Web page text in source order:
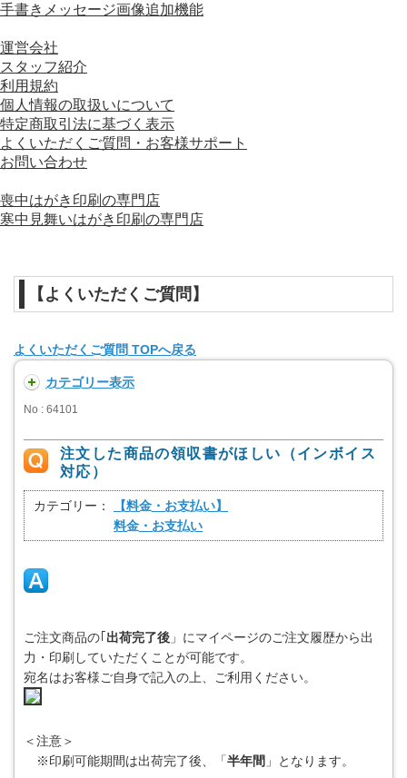
手書きメッセージ画像追加機能
運営会社
スタッフ紹介
利用規約
個人情報の取扱いについて
特定商取引法に基づく表示
よくいただくご質問・お客様サポート
お問い合わせ
喪中はがき印刷の専門店
寒中見舞いはがき印刷の専門店
【よくいただくご質問】
よくいただくご質問 TOPへ戻る
カテゴリー表示
No : 64101
注文した商品の領収書がほしい（インボイス
対応）
カテゴリー：
【料金・お支払い】
料金・お支払い
ご注文商品の｢ 出荷完了後 」にマイページのご注文履歴から出
力・印刷していただくことが可能です。
宛名はお客様ご自身で記入の上、ご利用ください。
＜注意＞
※印刷可能期間は出荷完了後、「半年間 」となります。